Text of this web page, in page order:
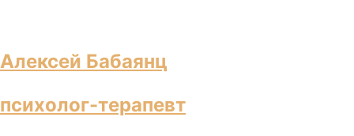
Алексей Бабаянц
психолог-терапевт